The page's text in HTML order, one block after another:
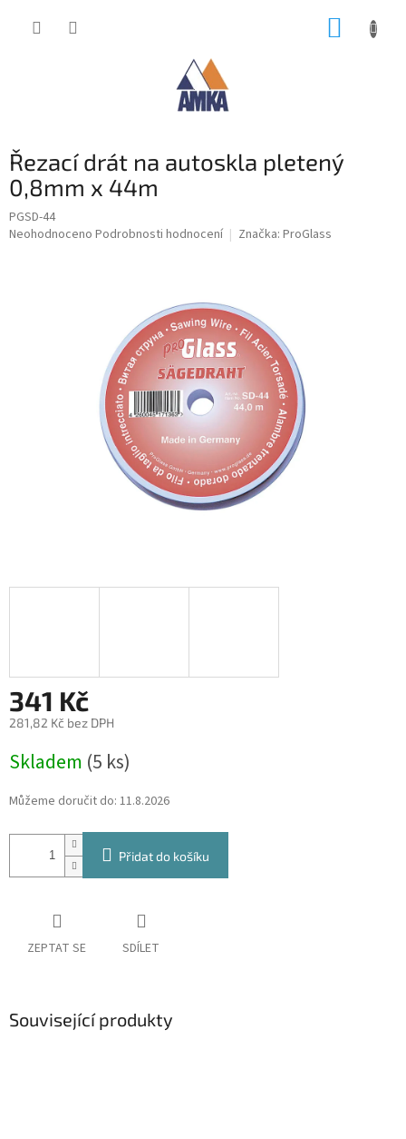
Řezací drát na autoskla pletený
0,8mm x 44m
PGSD-44
Průměrné
Neohodnoceno Podrobnosti hodnocení Značka: ProGlass
341 Kč
281,82 Kč bez DPH
cena:
Skladem (5 ks)
Můžeme doručit do: 11.8.2026
Přidat do košíku
ZEPTAT SE SDÍLET
Související produkty